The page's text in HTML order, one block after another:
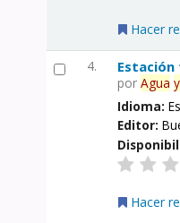
Hacer
4.
porAgua y
Idioma:
Editor:
Hacer